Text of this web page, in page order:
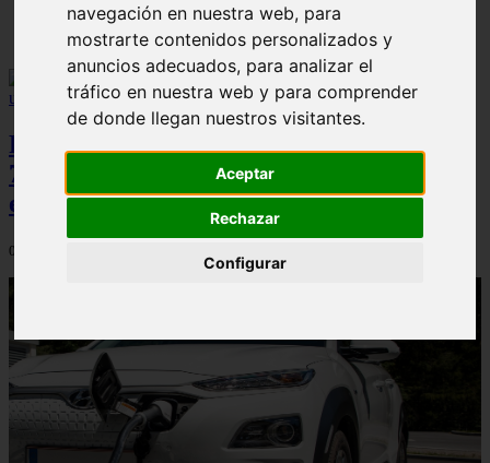
navegación en nuestra web, para
mostrarte contenidos personalizados y
anuncios adecuados, para analizar el
tráfico en nuestra web y para comprender
de donde llegan nuestros visitantes.
Aceptar
Rechazar
Configurar
Peugeot acelera en el mercado español:
7.062 matriculaciones y un 5,9% de cuota
en julio
06/08/2026